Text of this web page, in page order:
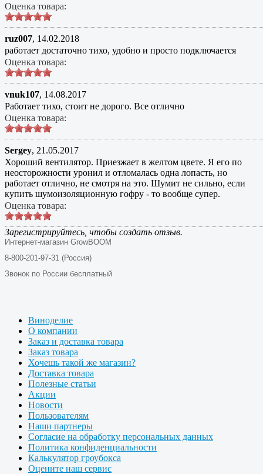
Оценка товара:
ruz007, 14.02.2018
работает достаточно тихо, удобно и просто подключается
Оценка товара:
vnuk107, 14.08.2017
Работает тихо, стоит не дорого. Все отлично
Оценка товара:
Sergey, 21.05.2017
Хороший вентилятор. Приезжает в желтом цвете. Я его по
неосторожности уронил и отломалась одна лопасть, но
работает отлично, не смотря на это. Шумит не сильно, если
купить шумоизоляционную гофру - то вообще супер.
Оценка товара:
Зарегистрируйтесь, чтобы создать отзыв.
Интернет-магазин GrowBOOM
8-800-201-97-31 (Россия)
Звонок по России бесплатный
Виноделие
О компании
Заказ и доставка товара
Заказ товара
Хочешь такой же магазин?
Доставка товара
Полезные статьи
Акции
Новости
Пользователям
Наши партнеры
Согласие на обработку персональных данных
Политика конфиденциальности
Калькулятор гроубокса
Оцените наш сервис